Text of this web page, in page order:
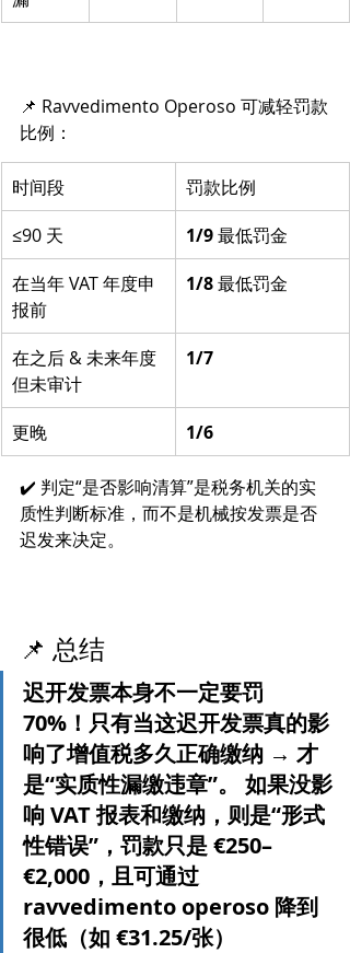
📌 Ravvedimento Operoso 可减轻罚款
比例：
时间段
罚款比例
≤90 天
1/9 最低罚金
在当年 VAT 年度申
报前
1/8 最低罚金
在之后 & 未来年度
但未审计
1/7
更晚 1/6
✔️ 判定“是否影响清算”是税务机关的实
质性判断标准，而不是机械按发票是否
迟发来决定。
📌 总结
迟开发票本身不一定要罚
70%！只有当这迟开发票真的影
响了增值税多久正确缴纳 → 才
是“实质性漏缴违章”。 如果没影
响 VAT 报表和缴纳，则是“形式
性错误”，罚款只是 €250–
€2,000，且可通过
ravvedimento operoso 降到
很低（如 €31.25/张）